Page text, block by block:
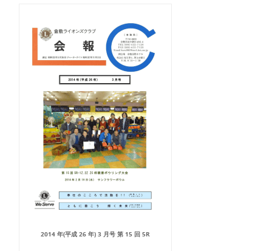
2014 年(平成 26 年) 3 月号 第 15 回 5R